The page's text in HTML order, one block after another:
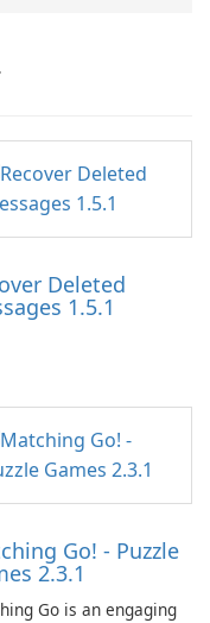
Deleted
1.5.1
Go! - Puzzle
2.3.1
Go is an engaging